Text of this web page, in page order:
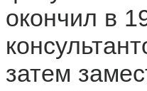
окончил в
затем